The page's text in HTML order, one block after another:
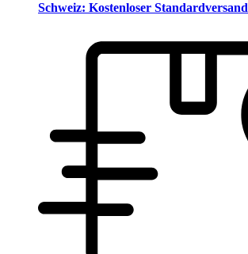
Schweiz: Kostenloser Standardversand